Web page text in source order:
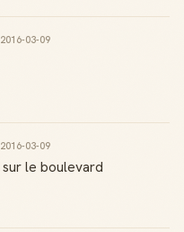
2016-03-09
2016-03-09
le boulevard